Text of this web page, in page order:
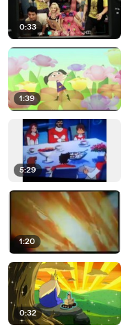
0:33
1:39
5:29
1:20
0:32